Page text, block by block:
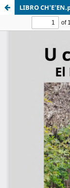
LIBRO